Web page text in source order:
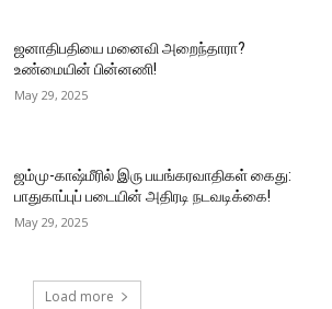
ஜனாதிபதியை மனைவி அறைந்தாரா?
உண்மையின் பின்னணி!
May 29, 2025
ஜம்மு-காஷ்மீரில் இரு பயங்கரவாதிகள் கைது:
பாதுகாப்புப் படையின் அதிரடி நடவடிக்கை!
May 29, 2025
Load more